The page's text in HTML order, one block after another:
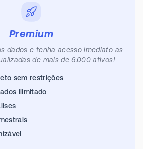
Premium
dados e tenha acesso imediato as
de mais de 6.000 ativos!
sem restrições
ilimitado